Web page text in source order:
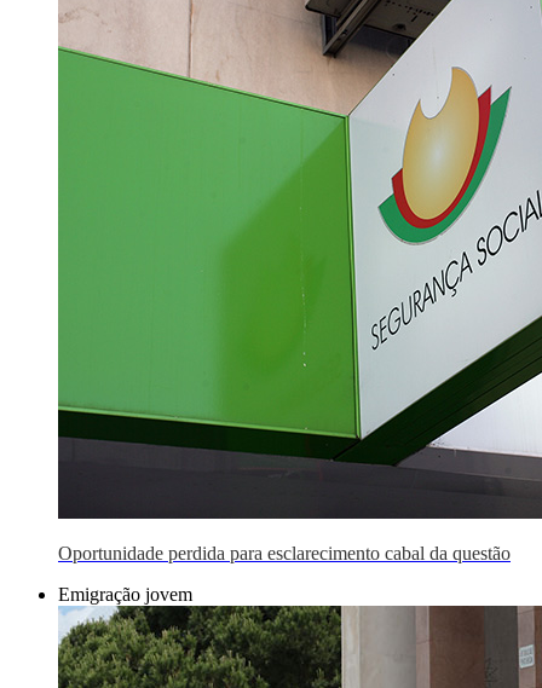
Oportunidade perdida para esclarecimento cabal da questão
Emigração jovem